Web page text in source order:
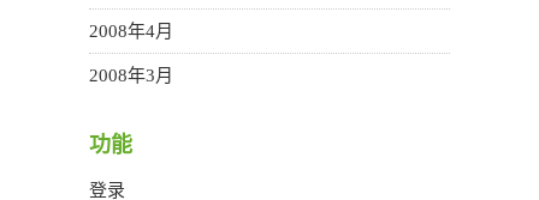
2008年4月
2008年3月
功能
登录